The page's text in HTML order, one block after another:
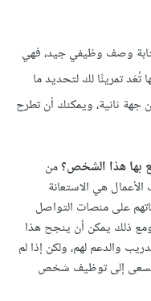
وصف وظيفي جيد، فهي
تُعَد تمرينًا لك لتحديد ما
ثانية، ويمكنك أن تطرح
بها هذا الشخص؟من
هي الاستعانة
على منصات التواصل
ومع ذلك يمكن أن ينجح هذا
والدعم لهم، ولكن إذا لم
تسعى إلى توظيف شخص